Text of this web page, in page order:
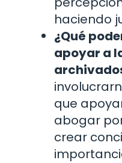
haciendo
¿Qué
apoyar a
que
abogar
crear